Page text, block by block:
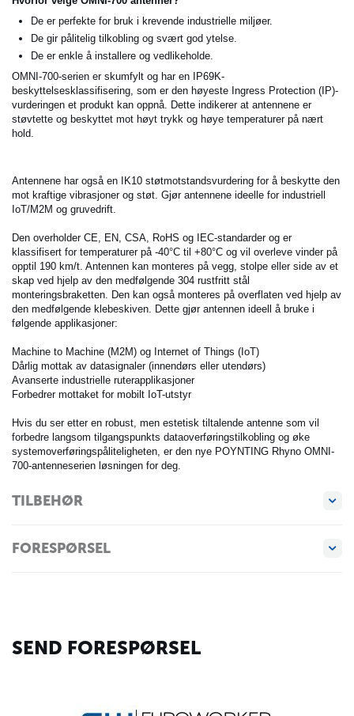
De er perfekte for bruk i krevende industrielle miljøer.
De gir pålitelig tilkobling og svært god ytelse.
De er enkle å installere og vedlikeholde.
OMNI-700-serien er skumfylt og har en IP69K-
beskyttelsesklassifisering, som er den høyeste Ingress Protection (IP)-
vurderingen et produkt kan oppnå. Dette indikerer at antennene er
støvtette og beskyttet mot høyt trykk og høye temperaturer på nært
hold.
Antennene har også en IK10 støtmotstandsvurdering for å beskytte den
mot kraftige vibrasjoner og støt. Gjør antennene ideelle for industriell
IoT/M2M og gruvedrift.
Den overholder CE, EN, CSA, RoHS og IEC-standarder og er
klassifisert for temperaturer på -40°C til +80°C og vil overleve vinder på
opptil 190 km/t. Antennen kan monteres på vegg, stolpe eller side av et
skap ved hjelp av den medfølgende 304 rustfritt stål
monteringsbraketten. Den kan også monteres på overflaten ved hjelp av
den medfølgende klebeskiven. Dette gjør antennen ideell å bruke i
følgende applikasjoner:
Machine to Machine (M2M) og Internet of Things (IoT)
Dårlig mottak av datasignaler (innendørs eller utendørs)
Avanserte industrielle ruterapplikasjoner
Forbedrer mottaket for mobilt IoT-utstyr
Hvis du ser etter en robust, men estetisk tiltalende antenne som vil
forbedre langsom tilgangspunkts dataoverføringstilkobling og øke
systemoverføringspåliteligheten, er den nye POYNTING Rhyno OMNI-
700-antenneserien løsningen for deg.
TILBEHØR
FORESPØRSEL
SEND FORESPØRSEL